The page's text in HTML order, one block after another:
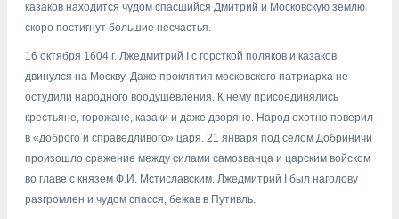
казаков находится чудом спасшийся Дмитрий и Московскую землю
скоро постигнут большие несчастья.
16 октября 1604 г. Лжедмитрий I с горсткой поляков и казаков
двинулся на Москву. Даже проклятия московского патриарха не
остудили народного воодушевления. К нему присоединялись
крестьяне, горожане, казаки и даже дворяне. Народ охотно поверил
в «доброго и справедливого» царя. 21 января под селом Добриничи
произошло сражение между силами самозванца и царским войском
во главе с князем Ф.И. Мстиславским. Лжедмитрий I был наголову
разгромлен и чудом спасся, бежав в Путивль.